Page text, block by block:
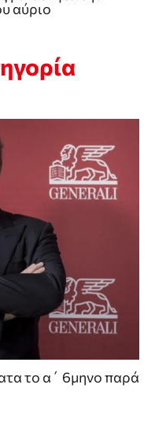
αύριο
το α΄ 6μηνο παρά